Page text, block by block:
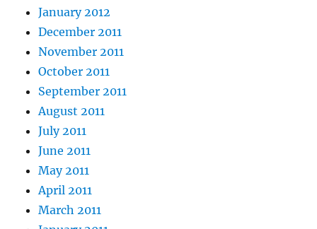
January 2012
December 2011
November 2011
October 2011
September 2011
August 2011
July 2011
June 2011
May 2011
April 2011
March 2011